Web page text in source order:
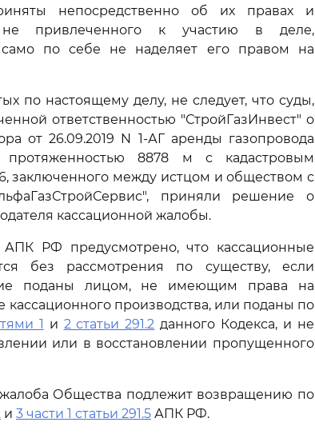
непосредственно об их правах и
привлеченного к участию в деле,
само по себе не наделяет его правом на
по настоящему делу, не следует, что суды,
ответственностью "СтройГазИнвест" о
от 26.09.2019 N 1-АГ аренды газопровода
протяженностью 8878 м с кадастровым
заключенного между истцом и обществом с
приняли решение о
кассационной жалобы.
РФ предусмотрено, что кассационные
без рассмотрения по существу, если
поданы лицом, не имеющим права на
кассационного производства, или поданы по
1 и 2 статьи 291.2 данного Кодекса, и не
или в восстановлении пропущенного
Общества подлежит возвращению по
и 3 части 1 статьи 291.5 АПК РФ.